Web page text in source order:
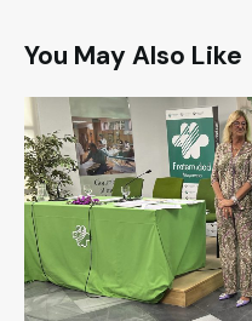
You May Also Like